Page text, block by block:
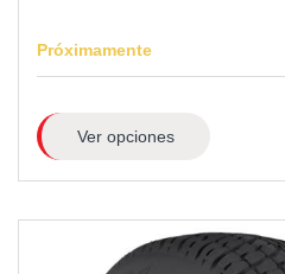
Próximamente
Ver opciones